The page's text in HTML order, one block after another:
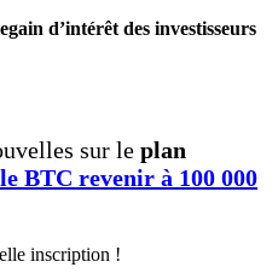
d’intérêt des investisseurs
sur le plan
BTC revenir à 100 000
inscription !